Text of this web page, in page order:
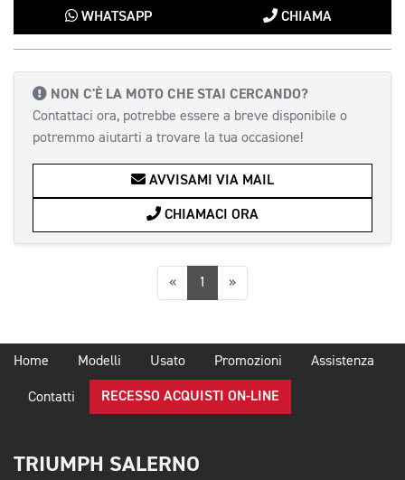
WHATSAPP CHIAMA
NON C'È LA MOTO CHE STAI CERCANDO?
Contattaci ora, potrebbe essere a breve disponibile o
potremmo aiutarti a trovare la tua occasione!
AVVISAMI VIA MAIL
CHIAMACI ORA
«Precedente
1 »Successiva
Home Modelli Usato Promozioni Assistenza
Contatti RECESSO ACQUISTI ON-LINE
TRIUMPH SALERNO